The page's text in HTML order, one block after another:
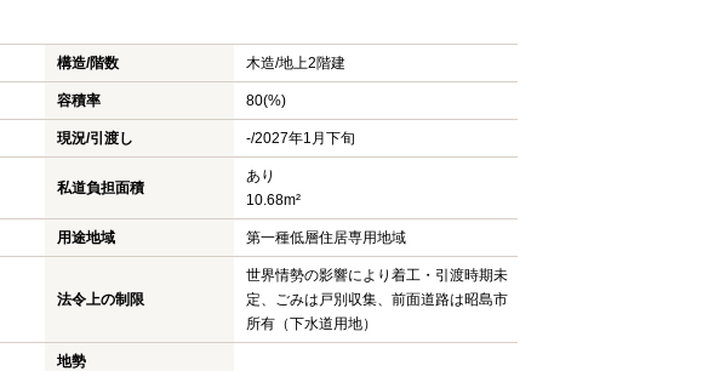
構造/階数 木造/地上2階建
容積率 80(%)
現況/引渡し -/2027年1月下旬
私道負担面積
あり
10.68m²
用途地域 第一種低層住居専用地域
法令上の制限
世界情勢の影響により着工・引渡時期未
定、ごみは戸別収集、前面道路は昭島市
所有（下水道用地）
地勢